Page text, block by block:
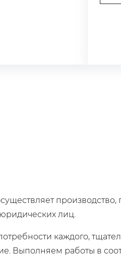
лиц.
каждого,
Выполняем работы в